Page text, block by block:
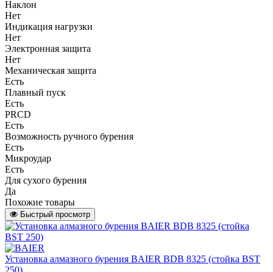
Наклон
Нет
Индикация нагрузки
Нет
Электронная защита
Нет
Механическая защита
Есть
Плавный пуск
Есть
PRCD
Есть
Возможность ручного бурения
Есть
Микроудар
Есть
Для сухого бурения
Да
Похожие товары
Быстрый просмотр
Установка алмазного бурения BAIER BDB 8325 (стойка BST
250)